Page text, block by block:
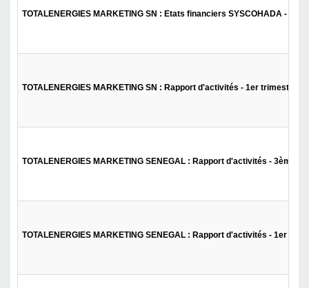
TOTALENERGIES MARKETING SN : Etats financiers SYSCOHADA -
TOTALENERGIES MARKETING SN : Rapport d'activités - 1er trimestre
TOTALENERGIES MARKETING SENEGAL : Rapport d'activités - 3ème
TOTALENERGIES MARKETING SENEGAL : Rapport d'activités - 1er